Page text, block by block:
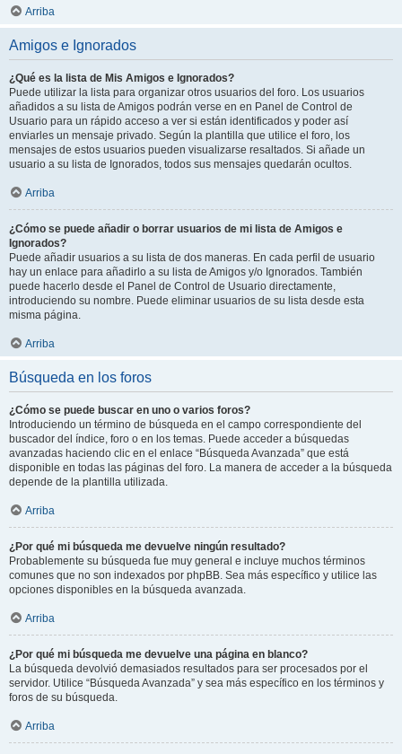
Arriba
Amigos e Ignorados
¿Qué es la lista de Mis Amigos e Ignorados?
Puede utilizar la lista para organizar otros usuarios del foro. Los usuarios
añadidos a su lista de Amigos podrán verse en en Panel de Control de
Usuario para un rápido acceso a ver si están identificados y poder así
enviarles un mensaje privado. Según la plantilla que utilice el foro, los
mensajes de estos usuarios pueden visualizarse resaltados. Si añade un
usuario a su lista de Ignorados, todos sus mensajes quedarán ocultos.
Arriba
¿Cómo se puede añadir o borrar usuarios de mi lista de Amigos e
Ignorados?
Puede añadir usuarios a su lista de dos maneras. En cada perfil de usuario
hay un enlace para añadirlo a su lista de Amigos y/o Ignorados. También
puede hacerlo desde el Panel de Control de Usuario directamente,
introduciendo su nombre. Puede eliminar usuarios de su lista desde esta
misma página.
Arriba
Búsqueda en los foros
¿Cómo se puede buscar en uno o varios foros?
Introduciendo un término de búsqueda en el campo correspondiente del
buscador del índice, foro o en los temas. Puede acceder a búsquedas
avanzadas haciendo clic en el enlace “Búsqueda Avanzada” que está
disponible en todas las páginas del foro. La manera de acceder a la búsqueda
depende de la plantilla utilizada.
Arriba
¿Por qué mi búsqueda me devuelve ningún resultado?
Probablemente su búsqueda fue muy general e incluye muchos términos
comunes que no son indexados por phpBB. Sea más específico y utilice las
opciones disponibles en la búsqueda avanzada.
Arriba
¿Por qué mi búsqueda me devuelve una página en blanco?
La búsqueda devolvió demasiados resultados para ser procesados por el
servidor. Utilice “Búsqueda Avanzada” y sea más específico en los términos y
foros de su búsqueda.
Arriba